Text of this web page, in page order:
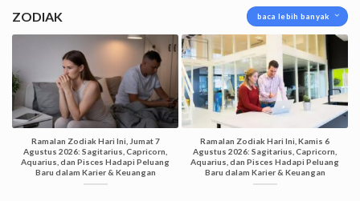
ZODIAK baca lebih banyak
Ramalan Zodiak Hari Ini, Jumat 7
Agustus 2026: Sagitarius, Capricorn,
Aquarius, dan Pisces Hadapi Peluang
Baru dalam Karier & Keuangan
Ramalan Zodiak Hari Ini, Kamis 6
Agustus 2026: Sagitarius, Capricorn,
Aquarius, dan Pisces Hadapi Peluang
Baru dalam Karier & Keuangan